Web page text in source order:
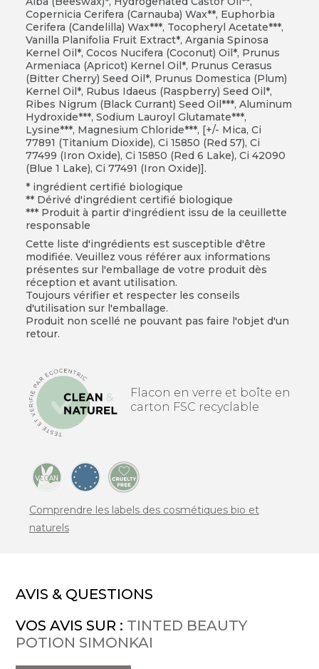
Copernicia Cerifera (Carnauba) Wax**, Euphorbia
Cerifera (Candelilla) Wax***, Tocopheryl Acetate***,
Vanilla Planifolia Fruit Extract*, Argania Spinosa
Kernel Oil*, Cocos Nucifera (Coconut) Oil*, Prunus
Armeniaca (Apricot) Kernel Oil*, Prunus Cerasus
(Bitter Cherry) Seed Oil*, Prunus Domestica (Plum)
Kernel Oil*, Rubus Idaeus (Raspberry) Seed Oil*,
Ribes Nigrum (Black Currant) Seed Oil***, Aluminum
Hydroxide***, Sodium Lauroyl Glutamate***,
Lysine***, Magnesium Chloride***, [+/- Mica, Ci
77891 (Titanium Dioxide), Ci 15850 (Red 57), Ci
77499 (Iron Oxide), Ci 15850 (Red 6 Lake), Ci 42090
(Blue 1 Lake), Ci 77491 (Iron Oxide)].
* ingrédient certifié biologique
** Dérivé d'ingrédient certifié biologique
*** Produit à partir d'ingrédient issu de la ceuillette
responsable
Cette liste d'ingrédients est susceptible d'être
modifiée. Veuillez vous référer aux informations
présentes sur l'emballage de votre produit dès
réception et avant utilisation.
Toujours vérifier et respecter les conseils
d'utilisation sur l'emballage.
Produit non scellé ne pouvant pas faire l'objet d'un
retour.
Flacon en verre et boîte en
carton FSC recyclable
Comprendre les labels des cosmétiques bio et
naturels
AVIS & QUESTIONS
VOS AVIS SUR : TINTED BEAUTY
POTION SIMONKAI